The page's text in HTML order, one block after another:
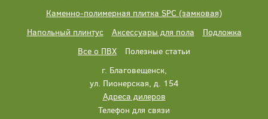
Каменно-полимерная плитка SPC (замковая)
Напольный плинтус
Аксессуары для пола
Подложка
Все о ПВХ
Полезные статьи
г. Благовещенск,
ул. Пионерская, д. 154
Адреса дилеров
Телефон для связи